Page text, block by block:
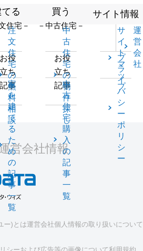
る
住宅－
注
文
住
宅
の
無
料
相
談
お役
ち
記事
家
を
建
て
る
た
め
の
記
事
一
覧
買う
－中古住宅－
中
古
住
宅
の
物
件
探
し
お役
立ち
記事
中
古
住
宅
購
入
の
記
事
一
覧
サイト情報
サ
イ
ト
マ
ッ
プ
運
営
会
社
プ
ラ
イ
バ
シ
ー
ポ
リ
シ
ー
営会社情報
ー)とは運営会社個人情報の取り扱いについて